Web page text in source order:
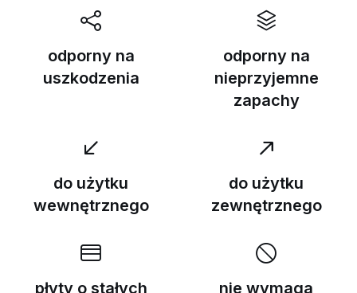
odporny na
uszkodzenia
odporny na
nieprzyjemne
zapachy
do użytku
wewnętrznego
do użytku
zewnętrznego
płyty o stałych
nie wymaga